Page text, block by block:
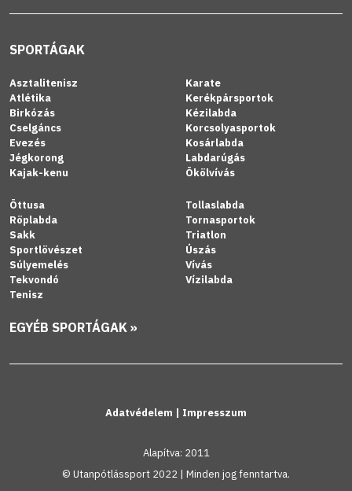
SPORTÁGAK
Asztalitenisz
Atlétika
Birkózás
Cselgáncs
Evezés
Jégkorong
Kajak-kenu
Karate
Kerékpársportok
Kézilabda
Korcsolyasportok
Kosárlabda
Labdarúgás
Ökölvívás
Öttusa
Röplabda
Sakk
Sportlövészet
Súlyemelés
Tekvondó
Tenisz
Tollaslabda
Tornasportok
Triatlon
Úszás
Vívás
Vízilabda
EGYÉB SPORTÁGAK »
Adatvédelem | Impresszum
Alapítva: 2011
© Utanpótlássport 2022 | Minden jog fenntartva.